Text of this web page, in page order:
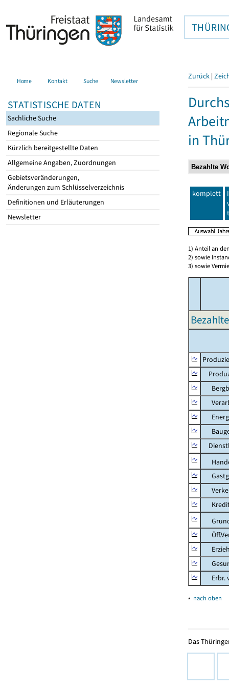
Home Kontakt Suche Newsletter
STATISTISCHE DATEN
Sachliche Suche
Regionale Suche
Kürzlich bereitgestellte Daten
Allgemeine Angaben, Zuordnungen
Gebietsveränderungen,
Änderungen zum Schlüsselverzeichnis
Definitionen und Erläuterungen
Newsletter
Zurück |
in
komplett
1) Anteil an
2) sowie
3) sowie
Erbr.
▴ nach oben
Das